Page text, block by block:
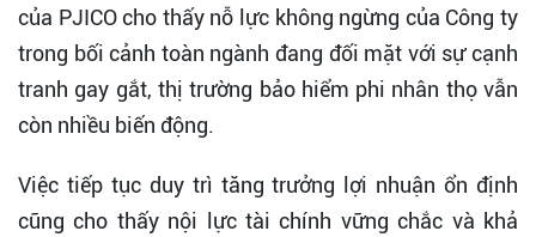
của PJICO cho thấy nỗ lực không ngừng của Công ty
trong bối cảnh toàn ngành đang đối mặt với sự cạnh
tranh gay gắt, thị trường bảo hiểm phi nhân thọ vẫn
còn nhiều biến động.
Việc tiếp tục duy trì tăng trưởng lợi nhuận ổn định
cũng cho thấy nội lực tài chính vững chắc và khả